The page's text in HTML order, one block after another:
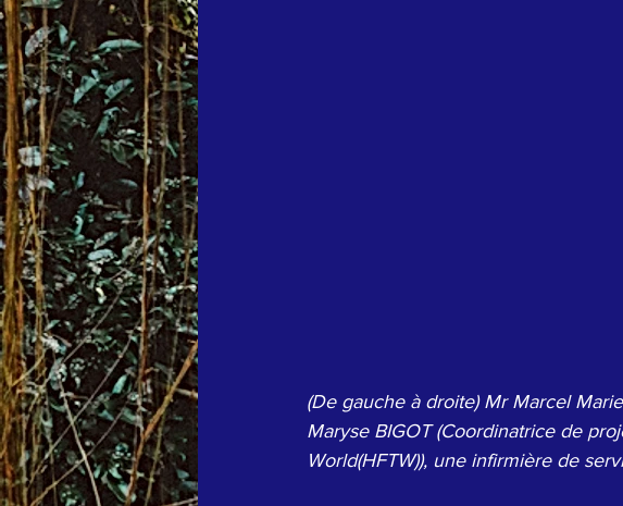
(De gauche à droite) Mr Marcel
Maryse BIGOT (Coordinatrice de
World(HFTW)), une infirmière de